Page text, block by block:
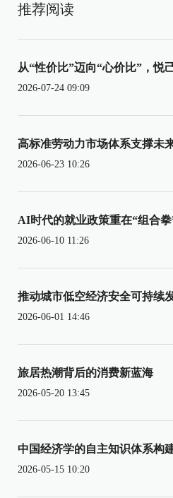
推荐阅读
从“性价比”迈向“心价比”，悦
2026-07-24 09:09
高标准劳动力市场体系支撑未
2026-06-23 10:26
AI时代的就业政策重在“组合拳
2026-06-10 11:26
推动城市低空经济安全可持续
2026-06-01 14:46
旅居热潮背后的消费新蓝海
2026-05-20 13:45
中国经济学的自主知识体系构
2026-05-15 10:20